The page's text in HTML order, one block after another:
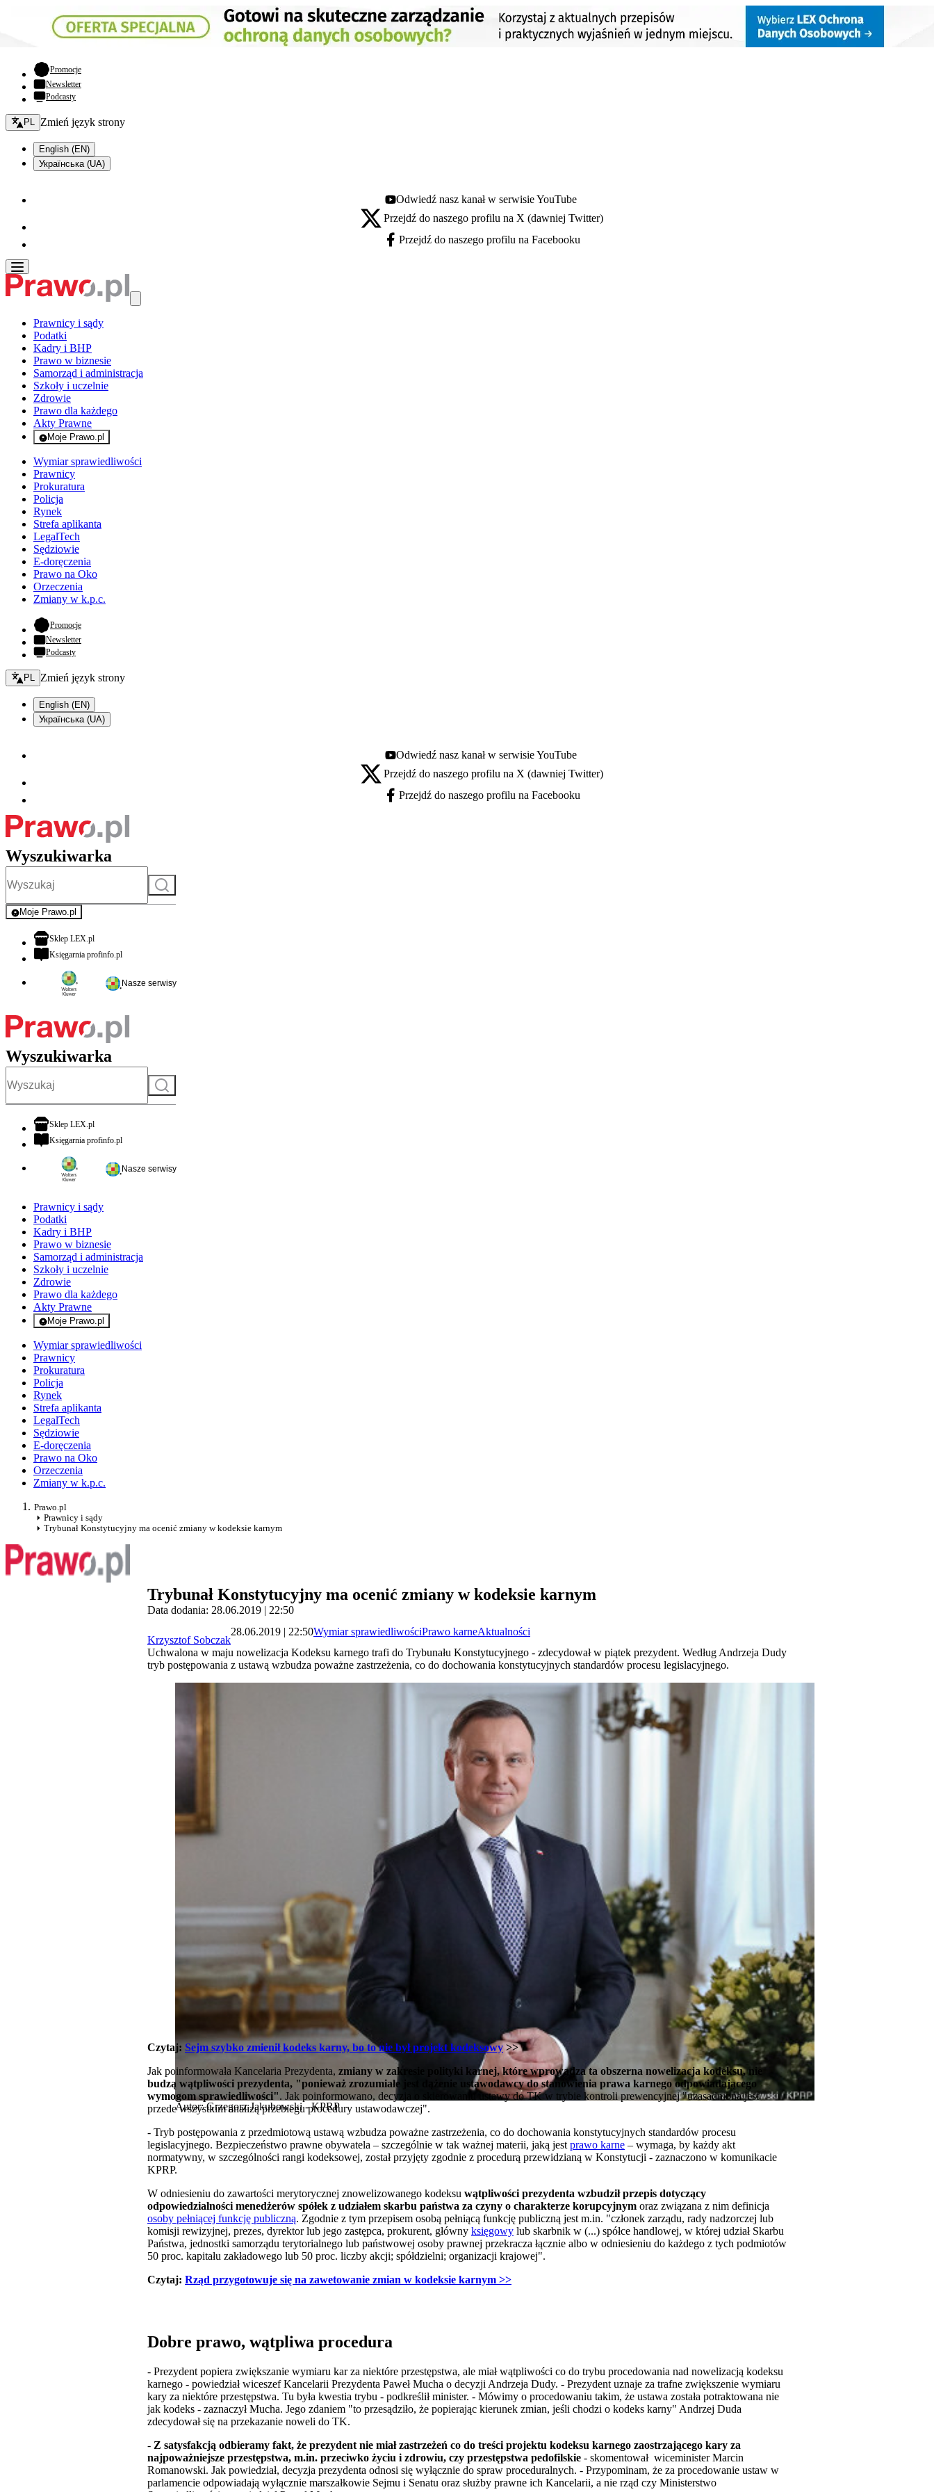
Promocje- otwiera się w nowej karcie
Newsletter
Podcasty
Zmień język - bieżący:
PL Zmień język strony
English (EN)
Українська (UA)
Youtube - otwiera się w nowej karcie
Odwiedź nasz kanał w serwisie YouTube
X - otwiera się w nowej karcie
Przejdź do naszego profilu na X (dawniej Twitter)
Facebook - otwiera się w nowej karcie
Przejdź do naszego profilu na Facebooku
Prawnicy i sądy
Podatki
Kadry i BHP
Prawo w biznesie
Samorząd i administracja
Szkoły i uczelnie
Zdrowie
Prawo dla każdego
Akty Prawne
Moje Prawo.pl
- rejestracja i logowanie do serwisu
Wymiar sprawiedliwości
Prawnicy
Prokuratura
Policja
Rynek
Strefa aplikanta
LegalTech
Sędziowie
E-doręczenia
Prawo na Oko
Orzeczenia
Zmiany w k.p.c.
Promocje- otwiera się w nowej karcie
Newsletter
Podcasty
Zmień język - bieżący:
PL Zmień język strony
English (EN)
Українська (UA)
Youtube - otwiera się w nowej karcie
Odwiedź nasz kanał w serwisie YouTube
X - otwiera się w nowej karcie
Przejdź do naszego profilu na X (dawniej Twitter)
Facebook - otwiera się w nowej karcie
Przejdź do naszego profilu na Facebooku
Wyszukiwarka
Szukaj
Moje Prawo.pl
- rejestracja i logowanie do serwisu
Sklep LEX.plotwiera się w nowej karcie
Księgarnia profinfo.plotwiera się w nowej karcie
Nasze serwisy
Wyszukiwarka
Szukaj
Sklep LEX.plotwiera się w nowej karcie
Księgarnia profinfo.plotwiera się w nowej karcie
Nasze serwisy
Prawnicy i sądy
Podatki
Kadry i BHP
Prawo w biznesie
Samorząd i administracja
Szkoły i uczelnie
Zdrowie
Prawo dla każdego
Akty Prawne
Moje Prawo.pl
- rejestracja i logowanie do serwisu
Wymiar sprawiedliwości
Prawnicy
Prokuratura
Policja
Rynek
Strefa aplikanta
LegalTech
Sędziowie
E-doręczenia
Prawo na Oko
Orzeczenia
Zmiany w k.p.c.
Prawo.pl
Prawnicy i sądy
Trybunał Konstytucyjny ma ocenić zmiany w kodeksie karnym
Trybunał Konstytucyjny ma ocenić zmiany w kodeksie karnym
Data dodania: 28.06.2019 | 22:50
Krzysztof Sobczak
28.06.2019 | 22:50Wymiar sprawiedliwościPrawo karneAktualności
Uchwalona w maju nowelizacja Kodeksu karnego trafi do Trybunału Konstytucyjnego - zdecydował w piątek prezydent. Według Andrzeja Dudy
tryb postępowania z ustawą wzbudza poważne zastrzeżenia, co do dochowania konstytucyjnych standardów procesu legislacyjnego.
Autor: Grzegorz Jakubowski - KPRP
Czytaj: Sejm szybko zmienił kodeks karny, bo to nie był projekt kodeksowy >>
Jak poinformowała Kancelaria Prezydenta, zmiany w zakresie polityki karnej, które wprowadza ta obszerna nowelizacja kodeksu, nie
budzą wątpliwości prezydenta, "ponieważ zrozumiałe jest dążenie ustawodawcy do stanowienia prawa karnego odpowiadającego
wymogom sprawiedliwości". Jak poinformowano, decyzja o skierowaniu ustawy do TK w trybie kontroli prewencyjnej "uzasadniona jest
przede wszystkim analizą przebiegu procedury ustawodawczej".
- Tryb postępowania z przedmiotową ustawą wzbudza poważne zastrzeżenia, co do dochowania konstytucyjnych standardów procesu
legislacyjnego. Bezpieczeństwo prawne obywatela – szczególnie w tak ważnej materii, jaką jestprawo karne – wymaga, by każdy akt
normatywny, w szczególności rangi kodeksowej, został przyjęty zgodnie z procedurą przewidzianą w Konstytucji - zaznaczono w komunikacie
KPRP.
W odniesieniu do zawartości merytorycznej znowelizowanego kodeksu wątpliwości prezydenta wzbudził przepis dotyczący
odpowiedzialności menedżerów spółek z udziałem skarbu państwa za czyny o charakterze korupcyjnym oraz związana z nim definicja
osoby pełniącej funkcję publiczną. Zgodnie z tym przepisem osobą pełniącą funkcję publiczną jest m.in. "członek zarządu, rady nadzorczej lub
komisji rewizyjnej, prezes, dyrektor lub jego zastępca, prokurent, główny księgowy lub skarbnik w (...) spółce handlowej, w której udział Skarbu
Państwa, jednostki samorządu terytorialnego lub państwowej osoby prawnej przekracza łącznie albo w odniesieniu do każdego z tych podmiotów
50 proc. kapitału zakładowego lub 50 proc. liczby akcji; spółdzielni; organizacji krajowej".
Czytaj: Rząd przygotowuje się na zawetowanie zmian w kodeksie karnym >>
Dobre prawo, wątpliwa procedura
- Prezydent popiera zwiększanie wymiaru kar za niektóre przestępstwa, ale miał wątpliwości co do trybu procedowania nad nowelizacją kodeksu
karnego - powiedział wiceszef Kancelarii Prezydenta Paweł Mucha o decyzji Andrzeja Dudy. - Prezydent uznaje za trafne zwiększenie wymiaru
kary za niektóre przestępstwa. Tu była kwestia trybu - podkreślił minister. - Mówimy o procedowaniu takim, że ustawa została potraktowana nie
jak kodeks - zaznaczył Mucha. Jego zdaniem "to przesądziło, że popierając kierunek zmian, jeśli chodzi o kodeks karny" Andrzej Duda
zdecydował się na przekazanie noweli do TK.
- Z satysfakcją odbieramy fakt, że prezydent nie miał zastrzeżeń co do treści projektu kodeksu karnego zaostrzającego kary za
najpoważniejsze przestępstwa, m.in. przeciwko życiu i zdrowiu, czy przestępstwa pedofilskie - skomentował wiceminister Marcin
Romanowski. Jak powiedział, decyzja prezydenta odnosi się wyłącznie do spraw proceduralnych. - Przypominam, że za procedowanie ustaw w
parlamencie odpowiadają wyłącznie marszałkowie Sejmu i Senatu oraz służby prawne ich Kancelarii, a nie rząd czy Ministerstwo